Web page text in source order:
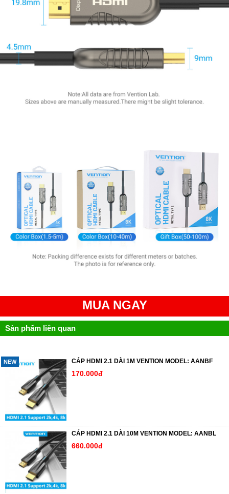
MUA NGAY
Sản phẩm liên quan
NEW CÁP HDMI 2.1 DÀI 1M VENTION MODEL: AANBF
170.000đ
CÁP HDMI 2.1 DÀI 10M VENTION MODEL: AANBL
660.000đ